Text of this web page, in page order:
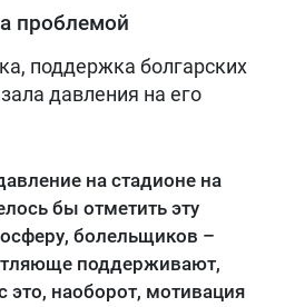
проблемой
поддержка болгарских
давления на его
на стадионе на
бы отметить эту
болельщиков –
поддерживают,
это, наоборот, мотивация